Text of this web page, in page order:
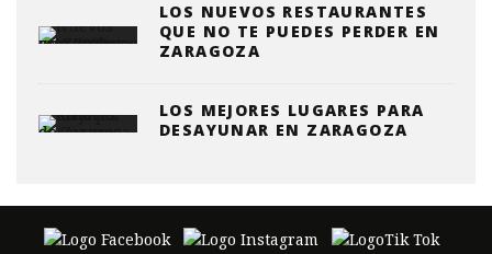
LOS NUEVOS RESTAURANTES
QUE NO TE PUEDES PERDER EN
ZARAGOZA
LOS MEJORES LUGARES PARA
DESAYUNAR EN ZARAGOZA